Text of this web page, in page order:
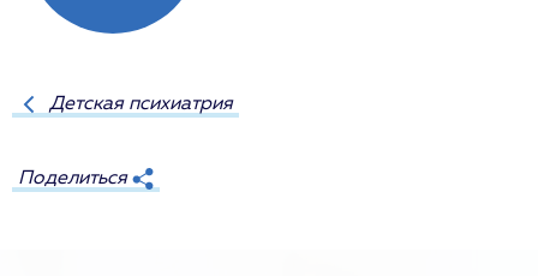
Детская психиатрия
Поделиться